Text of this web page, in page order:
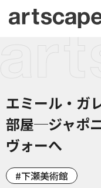
エミール・ガ
部屋─ジャポ
ヴォーへ
下瀬美術館